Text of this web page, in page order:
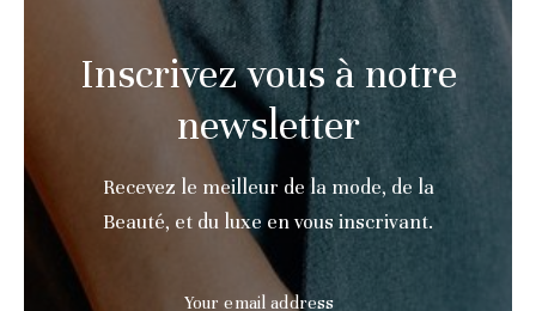
Inscrivez vous à notre
newsletter
Recevez le meilleur de la mode, de la
Beauté, et du luxe en vous inscrivant.